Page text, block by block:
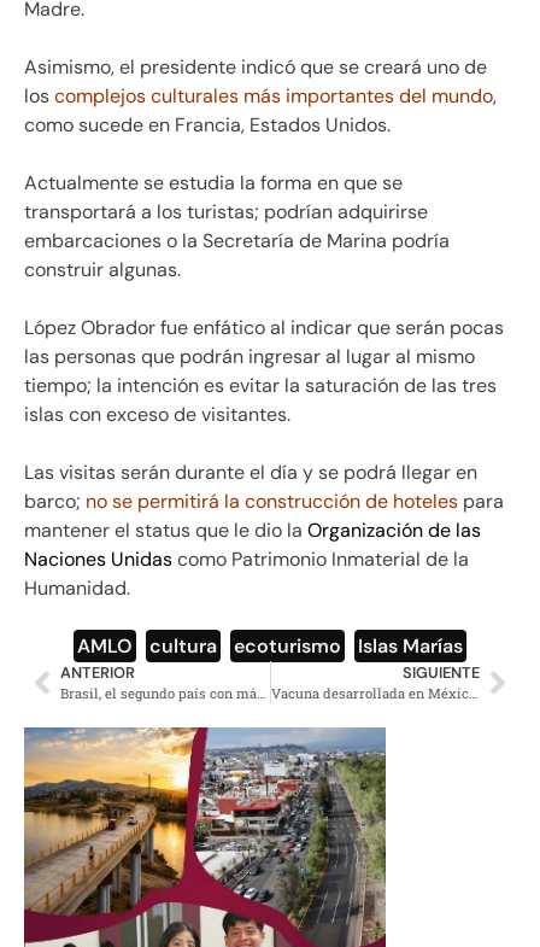
Madre.
Asimismo, el presidente indicó que se creará uno de
loscomplejos culturales más importantes del mundo,
como sucede en Francia, Estados Unidos.
Actualmente se estudia la forma en que se
transportará a los turistas; podrían adquirirse
embarcaciones o la Secretaría de Marina podría
construir algunas.
López Obrador fue enfático al indicar que serán pocas
las personas que podrán ingresar al lugar al mismo
tiempo; la intención es evitar la saturación de las tres
islas con exceso de visitantes.
Las visitas serán durante el día y se podrá llegar en
barco; no se permitirá la construcción de hoteles para
mantener el status que le dio la Organización de las
Naciones Unidascomo Patrimonio Inmaterial de la
Humanidad.
AMLO cultura ecoturismo Islas Marías
ANTERIOR
Brasil, el segundo país con más casos de Covid-19
SIGUIENTE
Vacuna desarrollada en México podría combatir variantes de Covid